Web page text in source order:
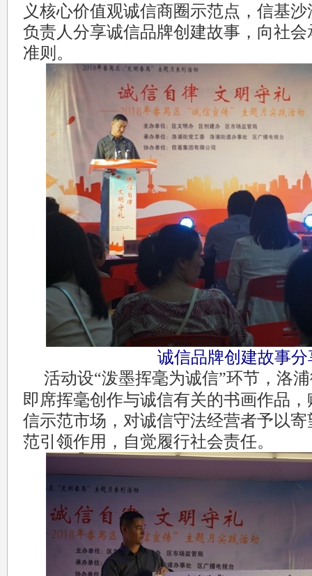
义核心价值观诚信商圈示范点，信基
负责人分享诚信品牌创建故事，向社
准则。
诚信品牌创建故事分
活动设“泼墨挥毫为诚信”环节，洛
即席挥毫创作与诚信有关的书画作品
信示范市场，对诚信守法经营者予以
范引领作用，自觉履行社会责任。